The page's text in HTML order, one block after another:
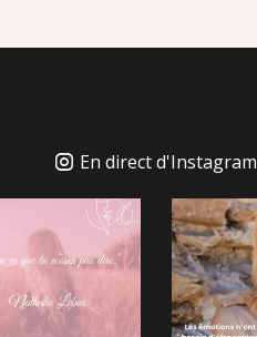
En direct d'Instagram